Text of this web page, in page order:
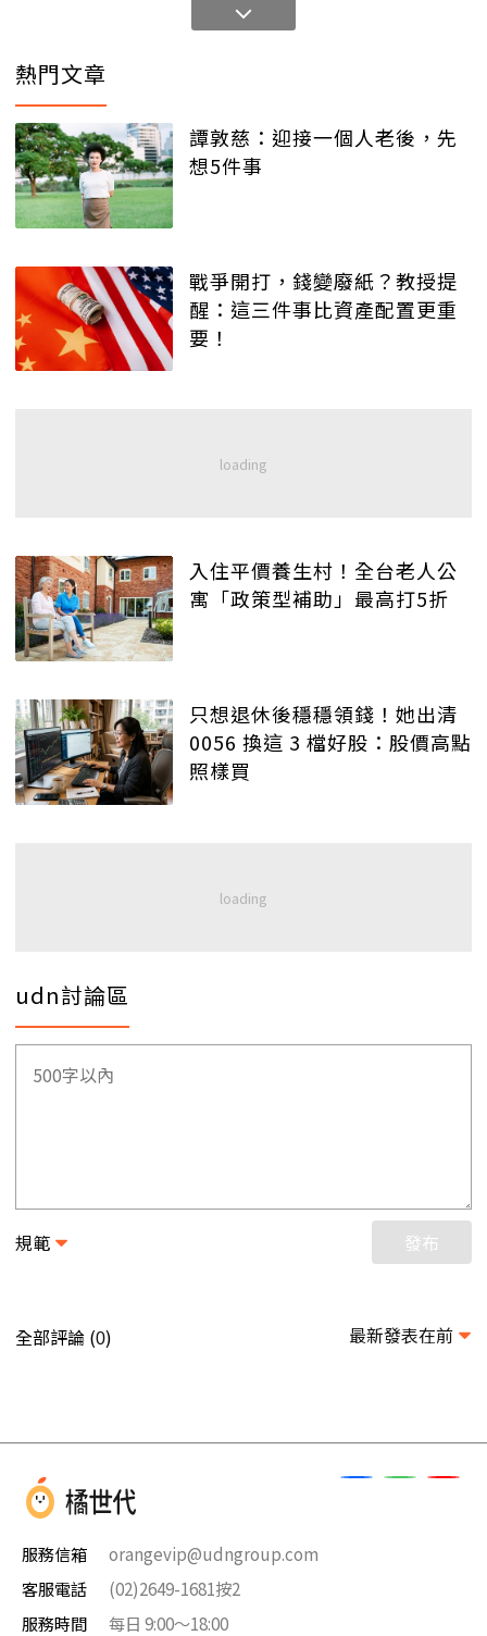
熱門文章
譚敦慈：迎接一個人老後，先
想5件事
戰爭開打，錢變廢紙？教授提
醒：這三件事比資產配置更重
要！
入住平價養生村！全台老人公
寓「政策型補助」最高打5折
只想退休後穩穩領錢！她出清
0056 換這 3 檔好股：股價高點
照樣買
udn討論區
規範 發布
全部評論 (0) 最新發表在前
服務信箱
orangevip@udngroup.com
客服電話
(02)2649-1681按2
服務時間
每日 9:00～18:00